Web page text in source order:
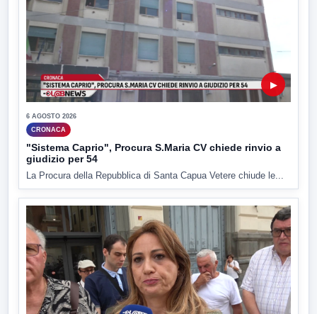
▶
6 AGOSTO 2026
CRONACA
"Sistema Caprio", Procura S.Maria CV chiede rinvio a
giudizio per 54
La Procura della Repubblica di Santa Capua Vetere chiude le...